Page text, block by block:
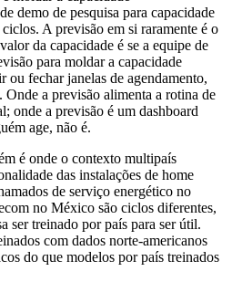
demo de pesquisa para capacidade
A previsão em si raramente é o
da capacidade é se a equipe de
para moldar a capacidade
ou fechar janelas de agendamento,
Onde a previsão alimenta a rotina de
onde a previsão é um dashboard
age, não é.
é onde o contexto multipaís
das instalações de home
de serviço energético no
no México são ciclos diferentes,
ser treinado por país para ser útil.
com dados norte-americanos
do que modelos por país treinados